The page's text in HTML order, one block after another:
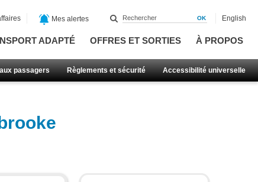
ADAPTÉ OFFRES ET SORTIES À PROPOS
passagers Règlements et sécurité Accessibilité universelle
Mes alertes English